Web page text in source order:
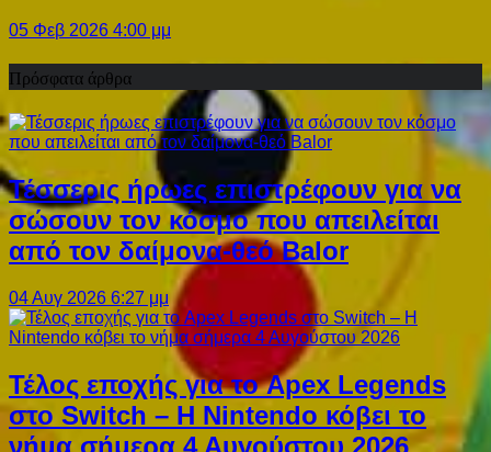
05 Φεβ 2026 4:00 μμ
Πρόσφατα άρθρα
Τέσσερις ήρωες επιστρέφουν για να
σώσουν τον κόσμο που απειλείται
από τον δαίμονα-θεό Balor
04 Αυγ 2026 6:27 μμ
Τέλος εποχής για το Apex Legends
στο Switch – Η Nintendo κόβει το
νήμα σήμερα 4 Αυγούστου 2026